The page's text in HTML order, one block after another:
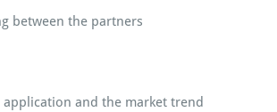
between the partners
and the market trend